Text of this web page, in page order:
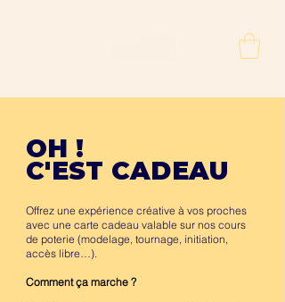
OH !
C'EST CADEAU
Offrez une expérience créative à vos proches
avec une carte cadeau valable sur nos cours
de poterie (modelage, tournage, initiation,
accès libre…).
Comment ça marche ?